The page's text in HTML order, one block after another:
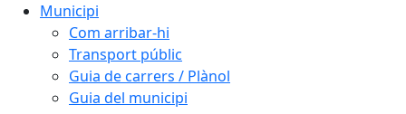
Municipi
Com arribar-hi
Transport públic
Guia de carrers / Plànol
Guia del municipi